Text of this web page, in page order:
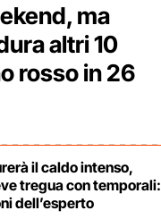
ma
altri 10
rosso in 26
il caldo intenso,
tregua con temporali:
dell’esperto